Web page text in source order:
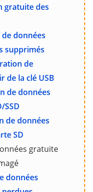
gratuite des
données
supprimés
de
de la clé USB
de données
de données
SD
gratuite
données